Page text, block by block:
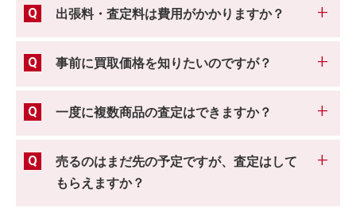
出張料・査定料は費用がかかりますか？
事前に買取価格を知りたいのですが？
一度に複数商品の査定はできますか？
売るのはまだ先の予定ですが、査定はして
もらえますか？